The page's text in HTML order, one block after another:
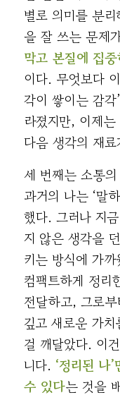
별로 의미를 분
을 잘 쓰는 문제
막고 본질에 집
이다. 무엇보다
각이 쌓이는 감
라졌지만, 이제
다음 생각의 재
세 번째는 소통
과거의 나는 ‘말
했다. 그러나 지
지 않은 생각을
키는 방식에 가
컴팩트하게 정리
전달하고, 그로
깊고 새로운 가
걸 깨달았다. 이
니다. ‘정리된 나
수 있다는 것을